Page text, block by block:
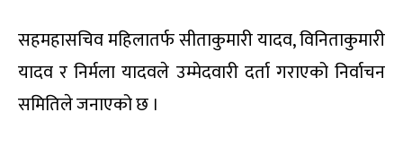
सहमहासचिव महिलातर्फ सीताकुमारी यादव, विनिताकुमारी
यादव र निर्मला यादवले उम्मेदवारी दर्ता गराएको निर्वाचन
समितिले जनाएको छ ।